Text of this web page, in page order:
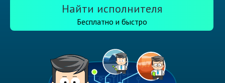
Найти исполнителя
Бесплатно и быстро